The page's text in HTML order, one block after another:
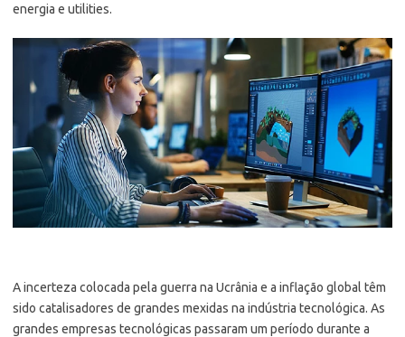
energia e utilities.
A incerteza colocada pela guerra na Ucrânia e a inflação global têm
sido catalisadores de grandes mexidas na indústria tecnológica. As
grandes empresas tecnológicas passaram um período durante a